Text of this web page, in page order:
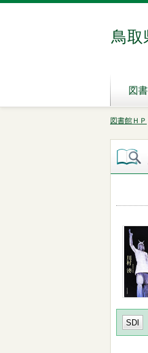
鳥取
図
図書館ＨＰ
SDI